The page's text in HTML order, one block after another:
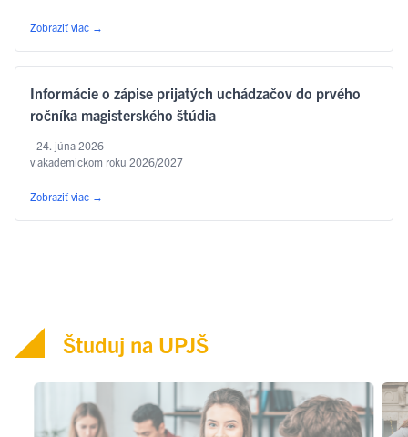
Zobraziť viac
→
Informácie o zápise prijatých uchádzačov do prvého
ročníka magisterského štúdia
- 24. júna 2026
v akademickom roku 2026/2027
Zobraziť viac →
Študuj na UPJŠ